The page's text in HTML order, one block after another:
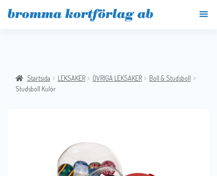
Startsida LEKSAKER ÖVRIGA LEKSAKER
Boll & Studsboll
Studsboll Kulör